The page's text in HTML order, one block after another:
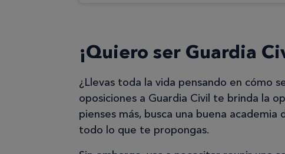
¡Quiero ser Guardia
¿Llevas toda la vida pensando en cómo
oposiciones a Guardia Civil te brinda la
pienses más, busca una buena
todo lo que te propongas.